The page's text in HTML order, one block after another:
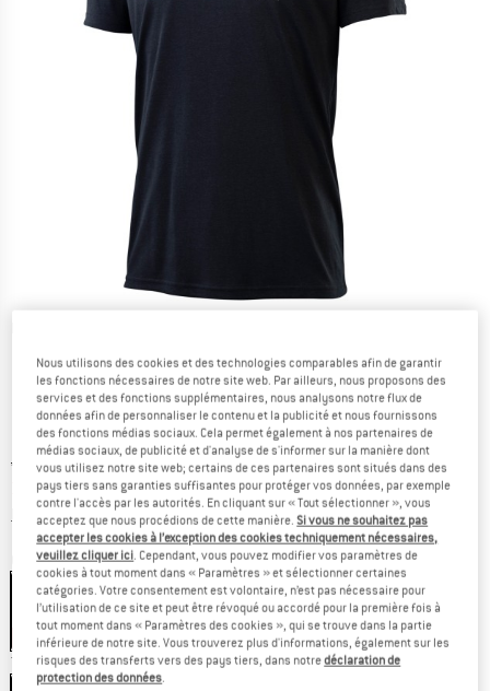
Prix initial :
44,95€
Prix:
31,91€ TVA incl.
hors Frais de livraisonInformations sur les frais de livraison. Ouvre une
Couleur:Black / White
-29 % -29 %
Taille:S
Nous utilisons des cookies et des technologies comparables afin de garantir
les fonctions nécessaires de notre site web. Par ailleurs, nous proposons des
services et des fonctions supplémentaires, nous analysons notre flux de
données afin de personnaliser le contenu et la publicité et nous fournissons
des fonctions médias sociaux. Cela permet également à nos partenaires de
médias sociaux, de publicité et d'analyse de s'informer sur la manière dont
vous utilisez notre site web; certains de ces partenaires sont situés dans des
pays tiers sans garanties suffisantes pour protéger vos données, par exemple
contre l'accès par les autorités. En cliquant sur « Tout sélectionner », vous
acceptez que nous procédions de cette manière.Si vous ne souhaitez pas
accepter les cookies à l’exception des cookies techniquement nécessaires,
veuillez cliquer ici. Cependant, vous pouvez modifier vos paramètres de
cookies à tout moment dans « Paramètres » et sélectionner certaines
catégories. Votre consentement est volontaire, n’est pas nécessaire pour
l’utilisation de ce site et peut être révoqué ou accordé pour la première fois à
tout moment dans « Paramètres des cookies », qui se trouve dans la partie
inférieure de notre site. Vous trouverez plus d'informations, également sur les
risques des transferts vers des pays tiers, dans notredéclaration de
protection des données.